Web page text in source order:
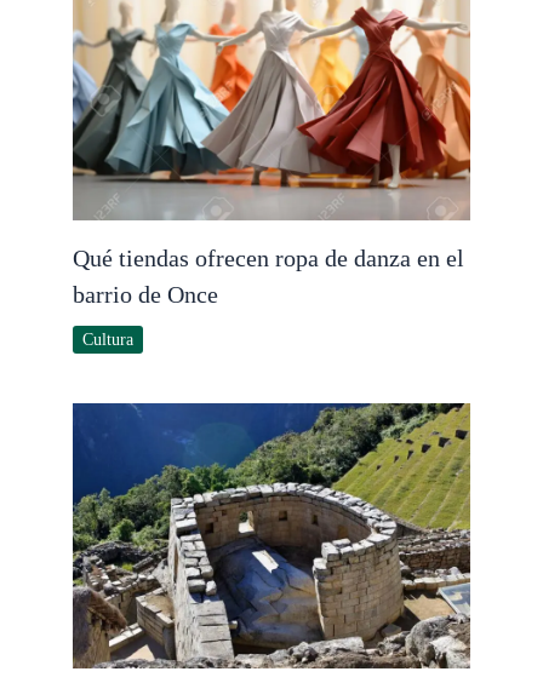
Qué tiendas ofrecen ropa de danza en el
barrio de Once
Cultura